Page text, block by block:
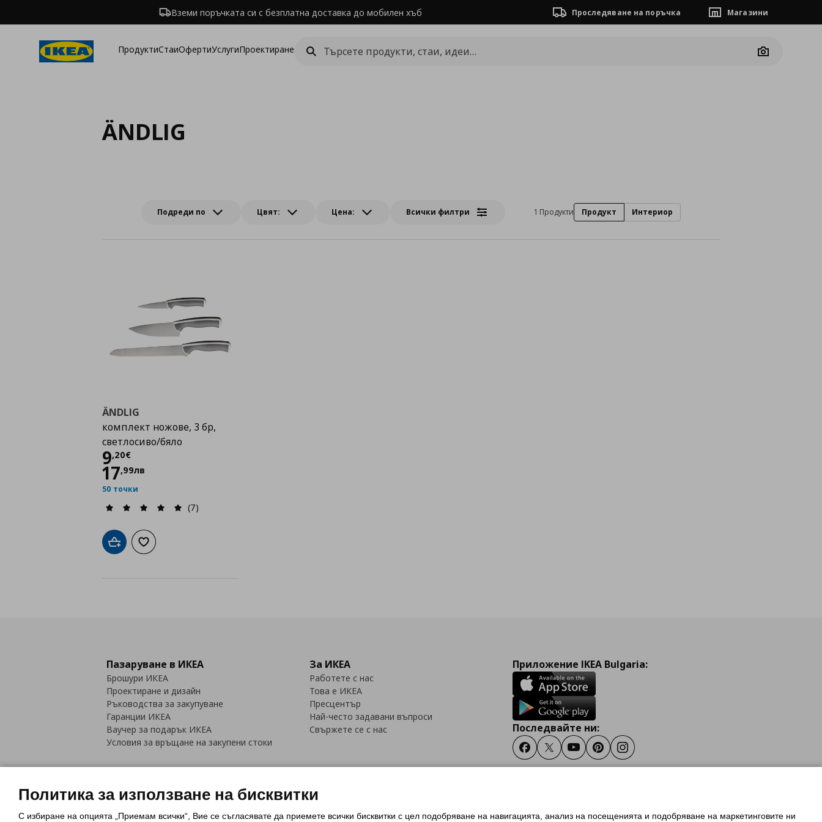
Вземи поръчката си с безплатна доставка до мобилен хъб Проследяване на поръчка Магазини
ПродуктиСтаиОфертиУслугиПроектиране
Camera
ÄNDLIG
Подреди по Цвят: Цена: Всички филтри 1 Продукти Продукт Интериор
ÄNDLIG
комплект ножове, 3 бр,
светлосиво/бяло
9,20€
Цена
17,99лв
50 точки
(7)
Добави в кошницата
Добави към списъка с любими
Пазаруване в ИКЕА
Брошури ИКЕА
Проектиране и дизайн
Ръководства за закупуване
Гаранции ИКЕА
Ваучер за подарък ИКЕА
Условия за връщане на закупени стоки
За ИКЕА
Работете с нас
Това е ИКЕА
Пресцентър
Най-често задавани въпроси
Свържете се с нас
Приложение IKEA Bulgaria:
Последвайте ни:
FacebookTwitterYoutubePinterestInstagram
Политика за използване на бисквитки
С избиране на опцията „Приемам всички“, Вие се съгласявате да приемете всички бисквитки с цел подобряване на навигацията, анализ на посещенията и подобряване на маркетинговите ни